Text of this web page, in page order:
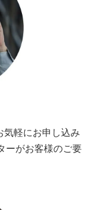
気軽にお申し込み
ーがお客様のご要